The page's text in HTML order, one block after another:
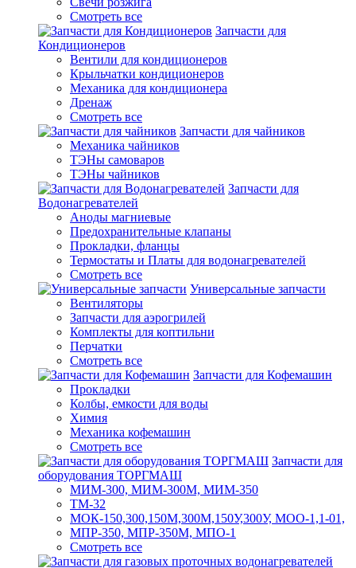
Смотреть все
Запчасти для
Кондиционеров
Вентили для кондиционеров
Крыльчатки кондиционеров
Механика для кондиционера
Дренаж
Смотреть все
Запчасти для чайников
Механика чайников
ТЭНы самоваров
ТЭНы чайников
Запчасти для
Водонагревателей
Аноды магниевые
Предохранительные клапаны
Прокладки, фланцы
Термостаты и Платы для водонагревателей
Смотреть все
Универсальные запчасти
Вентиляторы
Запчасти для аэрогрилей
Комплекты для коптильни
Перчатки
Смотреть все
Запчасти для Кофемашин
Прокладки
Колбы, емкости для воды
Химия
Механика кофемашин
Смотреть все
Запчасти для
оборудования ТОРГМАШ
МИМ-300, МИМ-300М, МИМ-350
ТМ-32
МОК-150,300,150М,300М,150У,300У, МОО-1,1-01,
МПР-350, МПР-350М, МПО-1
Смотреть все